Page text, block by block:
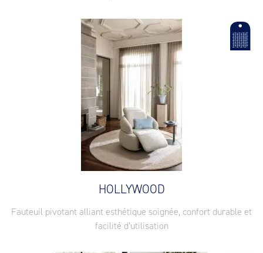
HOLLYWOOD
Fauteuil pivotant alliant esthétique soignée, confort durable et
facilité d’utilisation